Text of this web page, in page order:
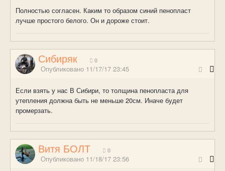
Полностью согласен. Каким то образом синий пенопласт
лучше простого белого. Он и дороже стоит.
Сибиряк 0
Опубликовано 11/17/17 23:45
Если взять у нас В Сибири, то толщина пенопласта для
утепления должна быть не меньше 20см. Иначе будет
промерзать.
Витя БОЛТ 0
Опубликовано 11/18/17 23:56